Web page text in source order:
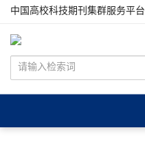
中国高校科技期刊集群服务平台